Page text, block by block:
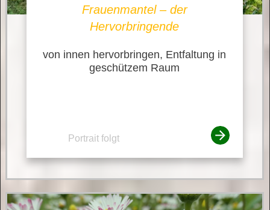
Frauenmantel – der
Hervorbringende
von innen hervorbringen, Entfaltung in
geschützem Raum
Portrait folgt